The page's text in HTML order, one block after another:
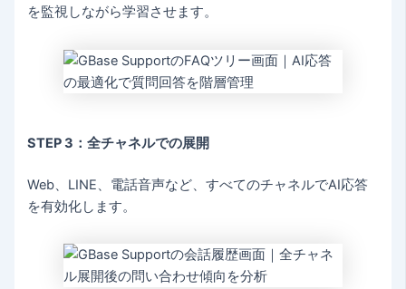
を監視しながら学習させます。
STEP 3：全チャネルでの展開
Web、LINE、電話音声など、すべてのチャネルでAI応答
を有効化します。